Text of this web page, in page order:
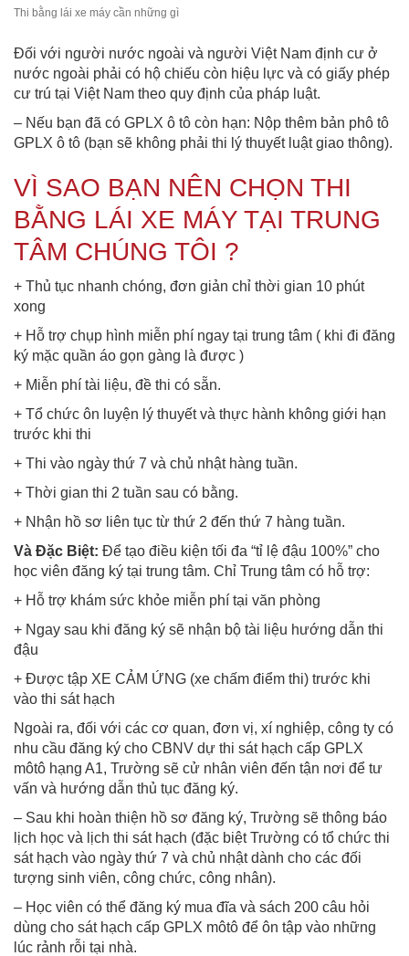
Thi bằng lái xe máy cần những gì
Đối với người nước ngoài và người Việt Nam định cư ở
nước ngoài phải có hộ chiếu còn hiệu lực và có giấy phép
cư trú tại Việt Nam theo quy định của pháp luật.
– Nếu bạn đã có GPLX ô tô còn hạn: Nộp thêm bản phô tô
GPLX ô tô (bạn sẽ không phải thi lý thuyết luật giao thông).
VÌ SAO BẠN NÊN CHỌN THI
BẰNG LÁI XE MÁY TẠI TRUNG
TÂM CHÚNG TÔI ?
+ Thủ tục nhanh chóng, đơn giản chỉ thời gian 10 phút
xong
+ Hỗ trợ chụp hình miễn phí ngay tại trung tâm ( khi đi đăng
ký mặc quần áo gọn gàng là được )
+ Miễn phí tài liệu, đề thi có sẵn.
+ Tổ chức ôn luyện lý thuyết và thực hành không giới hạn
trước khi thi
+ Thi vào ngày thứ 7 và chủ nhật hàng tuần.
+ Thời gian thi 2 tuần sau có bằng.
+ Nhận hồ sơ liên tục từ thứ 2 đến thứ 7 hàng tuần.
Và Đặc Biệt: Để tạo điều kiện tối đa “tỉ lệ đậu 100%” cho
học viên đăng ký tại trung tâm. Chỉ Trung tâm có hỗ trợ:
+ Hỗ trợ khám sức khỏe miễn phí tại văn phòng
+ Ngay sau khi đăng ký sẽ nhận bộ tài liệu hướng dẫn thi
đậu
+ Được tập XE CẢM ỨNG (xe chấm điểm thi) trước khi
vào thi sát hạch
Ngoài ra, đối với các cơ quan, đơn vị, xí nghiệp, công ty có
nhu cầu đăng ký cho CBNV dự thi sát hạch cấp GPLX
môtô hạng A1, Trường sẽ cử nhân viên đến tận nơi để tư
vấn và hướng dẫn thủ tục đăng ký.
– Sau khi hoàn thiện hồ sơ đăng ký, Trường sẽ thông báo
lịch học và lịch thi sát hạch (đặc biệt Trường có tổ chức thi
sát hạch vào ngày thứ 7 và chủ nhật dành cho các đối
tượng sinh viên, công chức, công nhân).
– Học viên có thể đăng ký mua đĩa và sách 200 câu hỏi
dùng cho sát hạch cấp GPLX môtô để ôn tập vào những
lúc rảnh rỗi tại nhà.